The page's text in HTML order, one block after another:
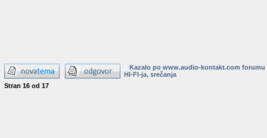
Kazalo po www.audio-kontakt.com forumu
HI-FI-ja, srečanja
Stran 16 od 17